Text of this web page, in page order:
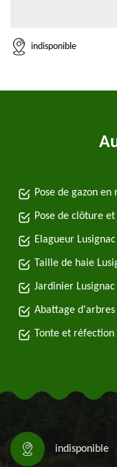
indisponible
Pose de gazon
Pose de clôture
Elagueur Lusignac
Taille de haie
Jardinier Lusignac
Abattage d'arbres
Tonte et réfection
indisponible